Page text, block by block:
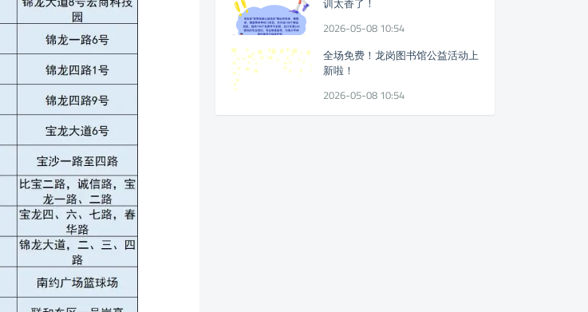
训太香了！
2026-05-08 10:54
全场免费！龙岗图书馆公益活动上
新啦！
2026-05-08 10:54